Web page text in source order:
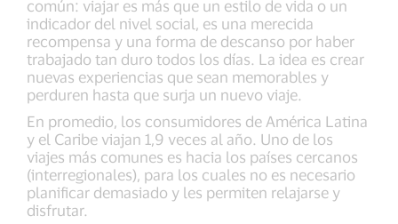
común: viajar es más que un estilo de vida o un
indicador del nivel social, es una merecida
recompensa y una forma de descanso por haber
trabajado tan duro todos los días. La idea es crear
nuevas experiencias que sean memorables y
perduren hasta que surja un nuevo viaje.
En promedio, los consumidores de América Latina
y el Caribe viajan 1,9 veces al año. Uno de los
viajes más comunes es hacia los países cercanos
(interregionales), para los cuales no es necesario
planificar demasiado y les permiten relajarse y
disfrutar.